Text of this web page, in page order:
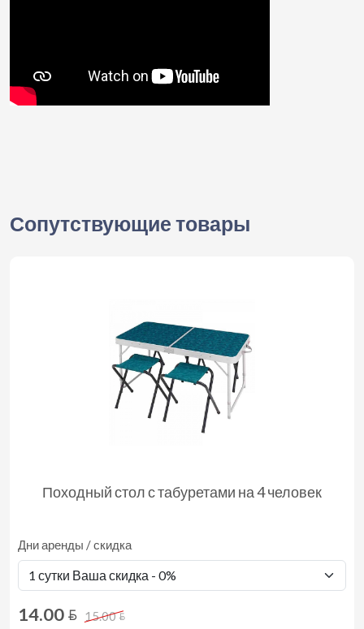
Сопутствующие товары
Походный стол с табуретами на 4 человек
Дни аренды / скидка
14.00 BYN 15.00BYN